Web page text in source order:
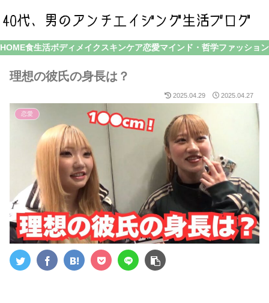
HOME食生活ボディメイク スキンケア恋愛マインド・哲学ファッション
理想の彼氏の身長は？
2025.04.29 2025.04.27
恋愛